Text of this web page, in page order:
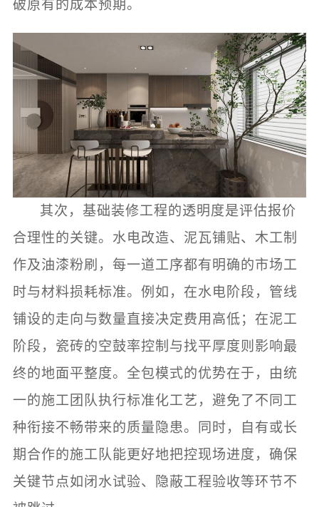
破原有的成本预期。
其次，基础装修工程的透明度是评估报价
合理性的关键。水电改造、泥瓦铺贴、木工制
作及油漆粉刷，每一道工序都有明确的市场工
时与材料损耗标准。例如，在水电阶段，管线
铺设的走向与数量直接决定费用高低；在泥工
阶段，瓷砖的空鼓率控制与找平厚度则影响最
终的地面平整度。全包模式的优势在于，由统
一的施工团队执行标准化工艺，避免了不同工
种衔接不畅带来的质量隐患。同时，自有或长
期合作的施工队能更好地把控现场进度，确保
关键节点如闭水试验、隐蔽工程验收等环节不